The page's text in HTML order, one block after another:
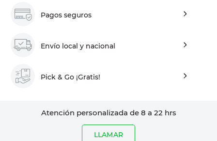
Pagos seguros
Envío local y nacional
Pick & Go ¡Gratis!
Atención personalizada de 8 a 22 hrs
LLAMAR